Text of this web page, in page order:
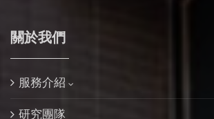
關於我們
服務介紹
研究團隊